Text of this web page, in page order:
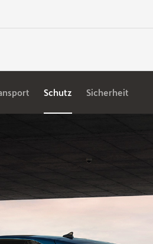
Schutz Sicherheit